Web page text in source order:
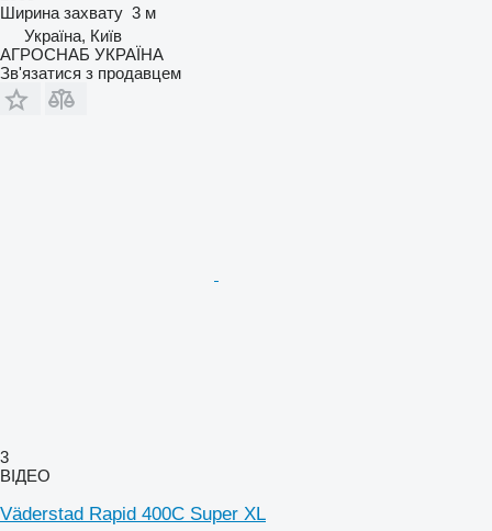
Ширина захвату 3 м
Україна, Київ
АГРОСНАБ УКРАЇНА
Зв'язатися з продавцем
3
ВІДЕО
Väderstad Rapid 400C Super XL